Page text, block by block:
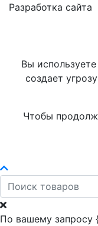
Разработка сайта
Вы
создает
Чтобы
По вашему запросу